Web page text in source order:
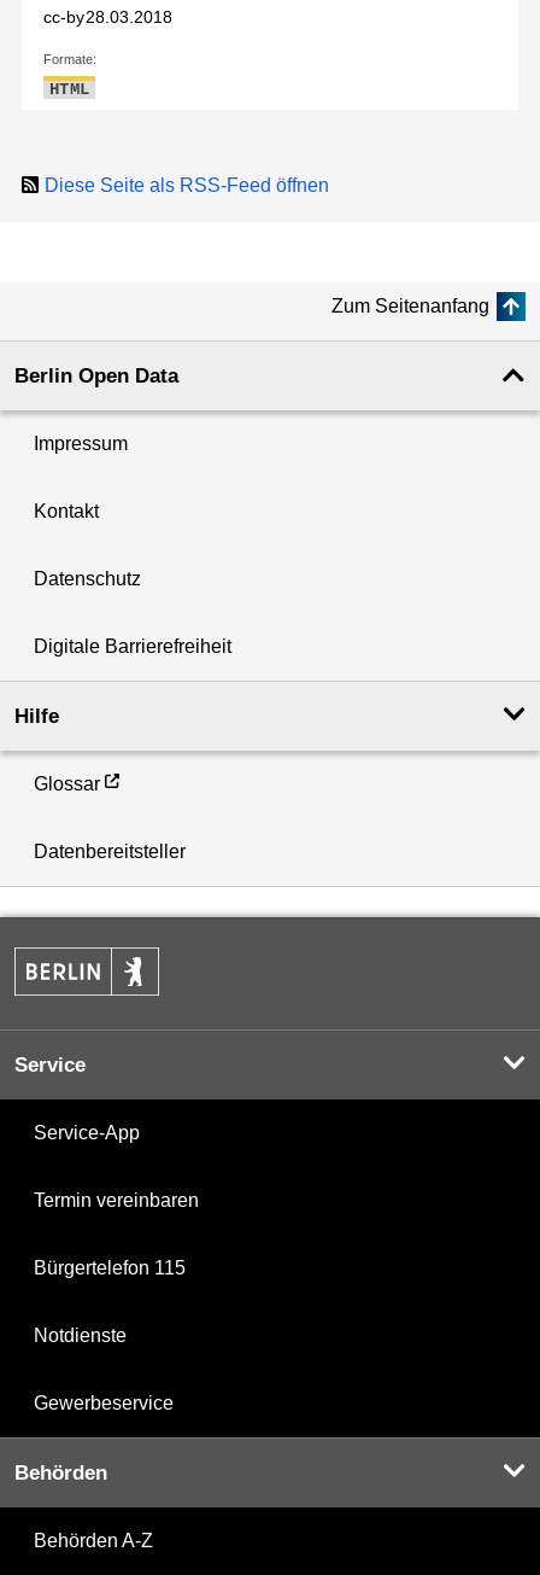
cc-by28.03.2018
Formate:
HTML
Diese Seite als RSS-Feed öffnen
Zum Seitenanfang
Berlin Open Data
Impressum
Kontakt
Datenschutz
Digitale Barrierefreiheit
Hilfe
Glossar
Datenbereitsteller
Service
Service-App
Termin vereinbaren
Bürgertelefon 115
Notdienste
Gewerbeservice
Behörden
Behörden A-Z